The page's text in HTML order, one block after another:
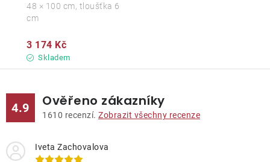
Skladem
3 174 Kč
48 × 100 cm, tloušťka 6
cm
4.9 Ověřeno zákazníky
1610 recenzí. Zobrazit všechny recenze
Iveta Zachovalova